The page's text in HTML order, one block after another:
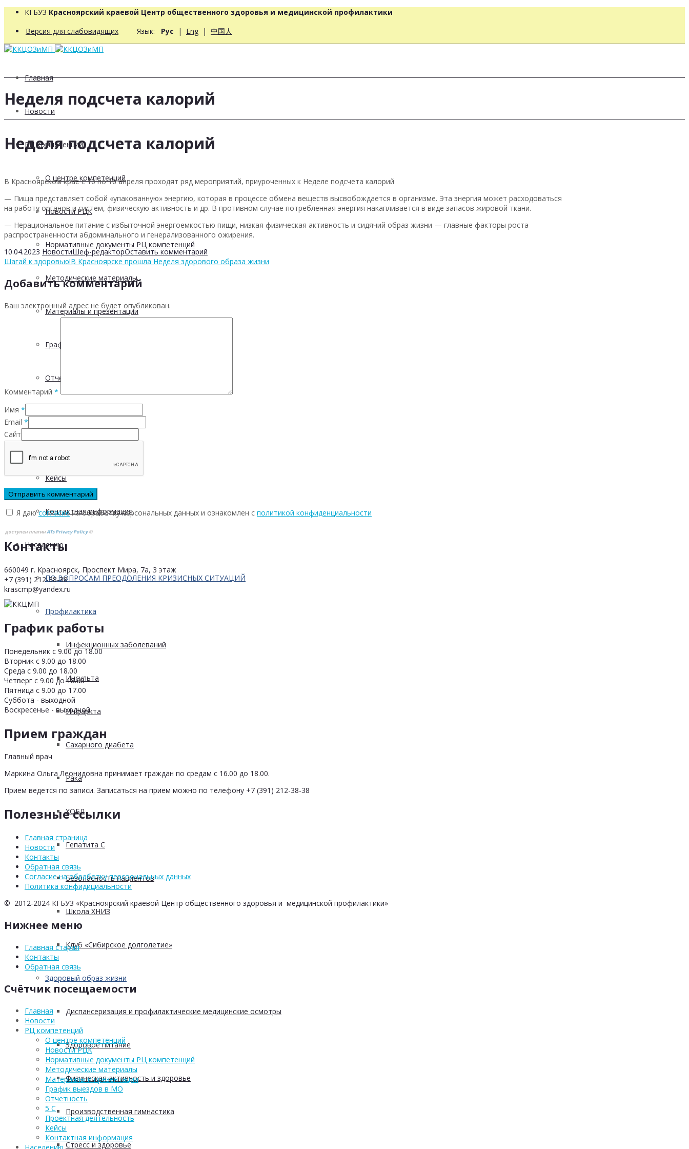
КГБУЗ Красноярский краевой Центр общественного здоровья и медицинской профилактики
Версия для слабовидящих Язык: Рус | Eng | 中国人
Главная
Новости
РЦ компетенций
О центре компетенций
Новости РЦК
Нормативные документы РЦ компетенций
Методические материалы
Материалы и презентации
График выездов в МО
Отчетность
Проектная деятельность
Кейсы
Контактная информация
Населению
ПО ВОПРОСАМ ПРЕОДОЛЕНИЯ КРИЗИСНЫХ СИТУАЦИЙ
Профилактика
Инфекционных заболеваний
Инсульта
Инфаркта
Сахарного диабета
Рака
ХОБЛ
Гепатита С
Безопасность пациентов
Школа ХНИЗ
Клуб «Сибирское долголетие»
Здоровый образ жизни
Диспансеризация и профилактические медицинские осмотры
Здоровое питание
Физическая активность и здоровье
Производственная гимнастика
Стресс и здоровье
Неделя подсчета калорий
Неделя подсчета калорий
В Красноярском крае с 10 по 16 апреля проходят ряд мероприятий, приуроченных к Неделе подсчета калорий
— Пища представляет собой «упакованную» энергию, которая в процессе обмена веществ высвобождается в организме. Эта энергия может расходоваться
на работу органов и систем, физическую активность и др. В противном случае потребленная энергия накапливается в виде запасов жировой ткани.
— Нерациональное питание с избыточной энергоемкостью пищи, низкая физическая активность и сидячий образ жизни — главные факторы роста
распространенности абдоминального и генерализованного ожирения.
10.04.2023 НовостиШеф-редакторОставить комментарий
Шагай к здоровью!В Красноярске прошла Неделя здорового образа жизни
Добавить комментарий
Ваш электронный адрес не будет опубликован.
Комментарий *
Имя *
Email *
Сайт
Я даюсогласиена обработку персональных данных и ознакомлен с политикой конфиденциальности
доступен плагинATs Privacy Policy©
Контакты
660049 г. Красноярск, Проспект Мира, 7а, 3 этаж
+7 (391) 212-38-38
krascmp@yandex.ru
График работы
Понедельник с 9.00 до 18.00
Вторник с 9.00 до 18.00
Среда с 9.00 до 18.00
Четверг с 9.00 до 18.00
Пятница с 9.00 до 17.00
Суббота - выходной
Воскресенье - выходной
Прием граждан
Главный врач
Маркина Ольга Леонидовна принимает граждан по средам с 16.00 до 18.00.
Прием ведется по записи. Записаться на прием можно по телефону +7 (391) 212-38-38
Полезные ссылки
Главная страница
Новости
Контакты
Обратная связь
Согласие на обработку персоональных данных
Политика конфидициальности
© 2012-2024 КГБУЗ «Красноярский краевой Центр общественного здоровья и медицинской профилактики»
Нижнее меню
Главная старая
Контакты
Обратная связь
Счётчик посещаемости
Главная
Новости
РЦ компетенций
О центре компетенций
Новости РЦК
Нормативные документы РЦ компетенций
Методические материалы
Материалы и презентации
График выездов в МО
Отчетность
5 С
Проектная деятельность
Кейсы
Контактная информация